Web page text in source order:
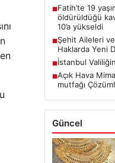
■Fatih’te 19
öldürüldüğü
10’a yükseldi
■Şehit Aileleri
Haklarda Yeni
■İstanbul
■Açık Hava
mutfağı
Güncel